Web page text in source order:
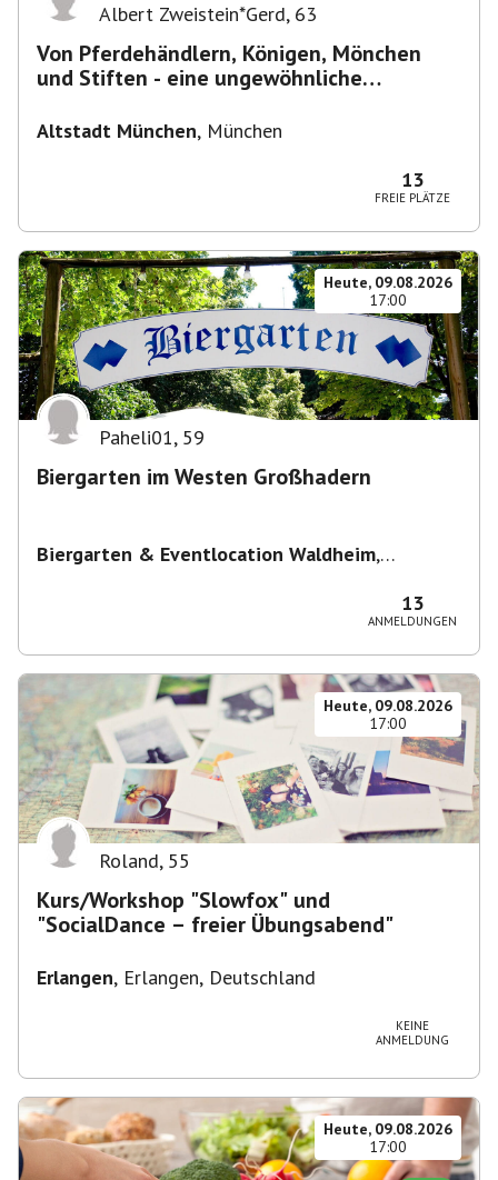
Albert Zweistein*Gerd, 63
Von Pferdehändlern, Königen, Mönchen
und Stiften - eine ungewöhnliche
Altstadt München, München
13
FREIE PLÄTZE
Heute, 09.08.2026
17:00
Paheli01, 59
Biergarten im Westen Großhadern
Biergarten & Eventlocation Waldheim,
13
ANMELDUNGEN
Heute, 09.08.2026
17:00
Roland, 55
Kurs/Workshop "Slowfox" und
"SocialDance – freier Übungsabend"
Erlangen, Erlangen, Deutschland
KEINE
ANMELDUNG
Heute, 09.08.2026
17:00